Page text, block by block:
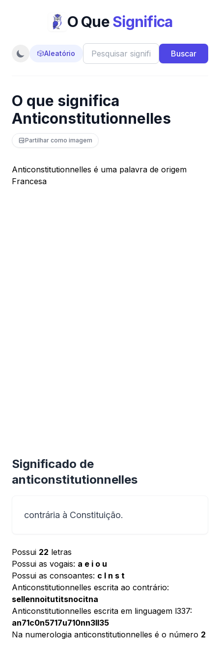
O QueSignifica
🎲Aleatório Buscar
O que significa
Anticonstitutionnelles
Partilhar como imagem
Anticonstitutionnelles é uma palavra de origem
Francesa
Significado de
anticonstitutionnelles
contrária à Constituição.
Possui 22 letras
Possui as vogais: a e i o u
Possui as consoantes: c l n s t
Anticonstitutionnelles escrita ao contrário:
sellennoitutitsnocitna
Anticonstitutionnelles escrita em linguagem l337:
an71c0n5717u710nn3ll35
Na numerologia anticonstitutionnelles é o número 2